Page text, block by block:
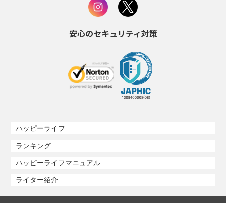
安心のセキュリティ対策
ハッピーライフ
ランキング
ハッピーライフマニュアル
ライター紹介